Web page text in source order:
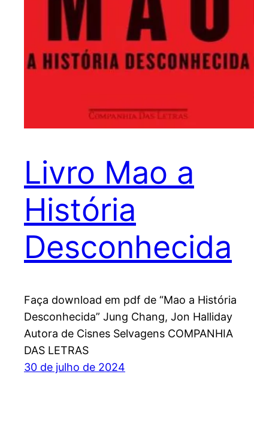
Livro Mao a
História
Desconhecida
Faça download em pdf de “Mao a História
Desconhecida” Jung Chang, Jon Halliday
Autora de Cisnes Selvagens COMPANHIA
DAS LETRAS
30 de julho de 2024